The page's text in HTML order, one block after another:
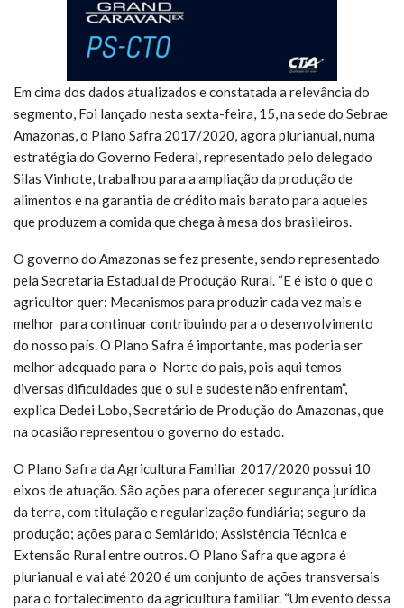
Em cima dos dados atualizados e constatada a relevância do
segmento, Foi lançado nesta sexta-feira, 15, na sede do Sebrae
Amazonas, o Plano Safra 2017/2020, agora plurianual, numa
estratégia do Governo Federal, representado pelo delegado
Silas Vinhote, trabalhou para a ampliação da produção de
alimentos e na garantia de crédito mais barato para aqueles
que produzem a comida que chega à mesa dos brasileiros.
O governo do Amazonas se fez presente, sendo representado
pela Secretaria Estadual de Produção Rural. “E é isto o que o
agricultor quer: Mecanismos para produzir cada vez mais e
melhor para continuar contribuindo para o desenvolvimento
do nosso país. O Plano Safra é importante, mas poderia ser
melhor adequado para o Norte do pais, pois aqui temos
diversas dificuldades que o sul e sudeste não enfrentam”,
explica Dedei Lobo, Secretário de Produção do Amazonas, que
na ocasião representou o governo do estado.
O Plano Safra da Agricultura Familiar 2017/2020 possui 10
eixos de atuação. São ações para oferecer segurança jurídica
da terra, com titulação e regularização fundiária; seguro da
produção; ações para o Semiárido; Assistência Técnica e
Extensão Rural entre outros. O Plano Safra que agora é
plurianual e vai até 2020 é um conjunto de ações transversais
para o fortalecimento da agricultura familiar. “Um evento dessa